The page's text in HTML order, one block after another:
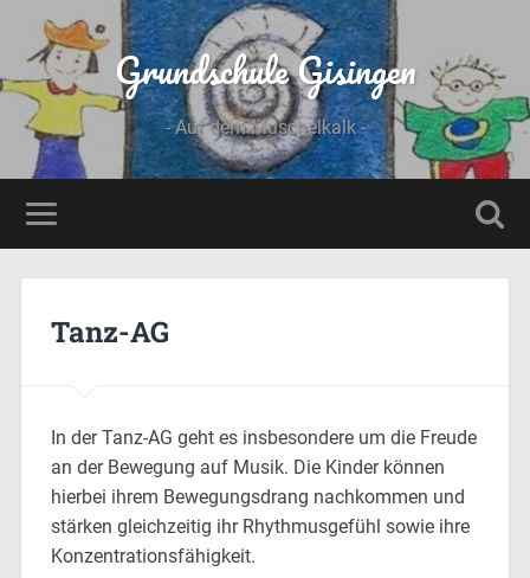
Grundschule Gisingen
- Auf dem Muschelkalk -
Tanz-AG
In der Tanz-AG geht es insbesondere um die Freude
an der Bewegung auf Musik. Die Kinder können
hierbei ihrem Bewegungsdrang nachkommen und
stärken gleichzeitig ihr Rhythmusgefühl sowie ihre
Konzentrationsfähigkeit.